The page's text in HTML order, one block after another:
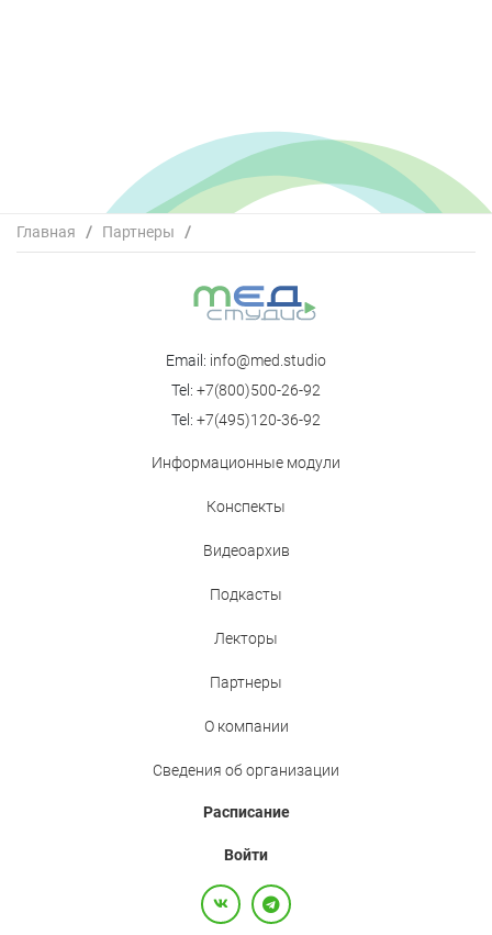
Главная / Партнеры
/
Первый Санкт-Петербургский государственный
Email: info@med.studio
Tel: +7(800)500-26-92
Tel: +7(495)120-36-92
Информационные модули
Конспекты
Видеоархив
Подкасты
Лекторы
Партнеры
О компании
Сведения об организации
Расписание
Войти